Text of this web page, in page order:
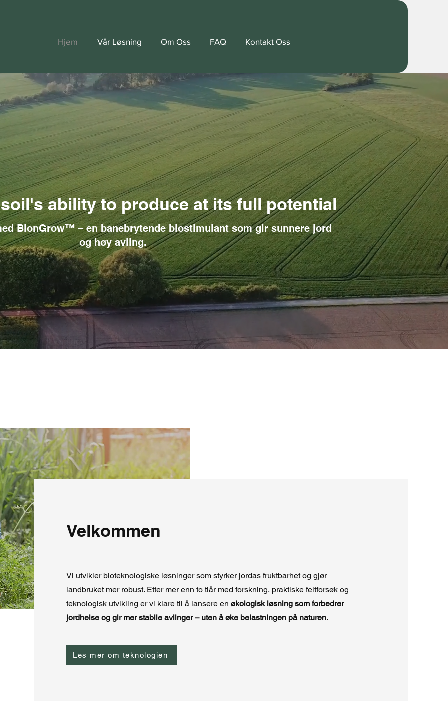
Hjem Vår Løsning Om Oss FAQ Kontakt Oss
ability to produce at its full potential
BionGrow™ – en banebrytende biostimulant som gir sunnere jord
og høy avling.
Velkommen
Vi utvikler bioteknologiske løsninger som styrker jordas fruktbarhet og gjør
landbruket mer robust. Etter mer enn to tiår med forskning, praktiske feltforsøk og
teknologisk utvikling er vi klare til å lansere en økologisk løsning som forbedrer
jordhelse og gir mer stabile avlinger – uten å øke belastningen på naturen.
Les mer om teknologien